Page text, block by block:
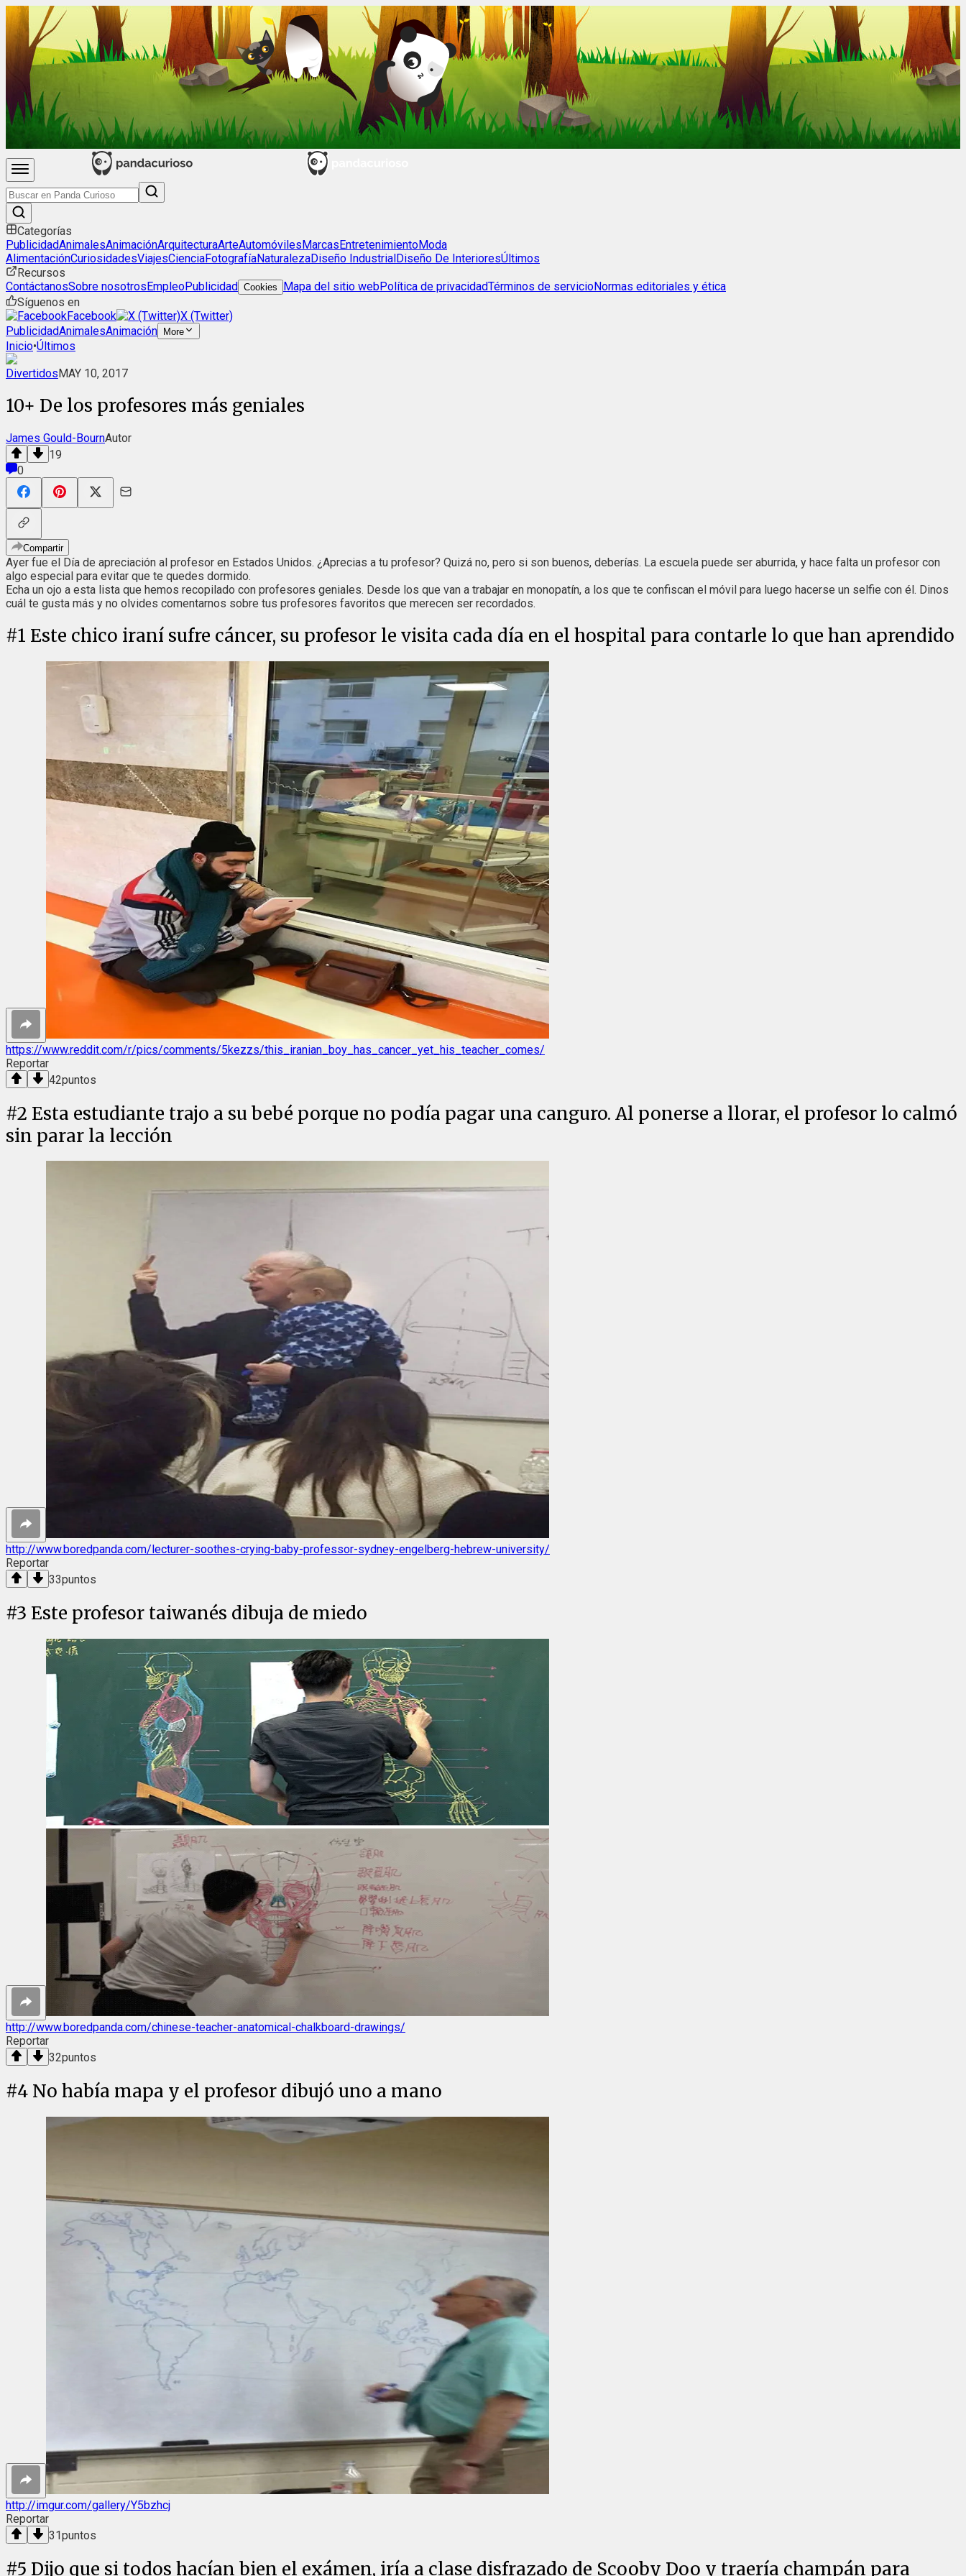
Categorías
PublicidadAnimalesAnimaciónArquitecturaArteAutomóvilesMarcasEntretenimientoModa
AlimentaciónCuriosidadesViajesCienciaFotografíaNaturalezaDiseño IndustrialDiseño De InterioresÚltimos
Recursos
ContáctanosSobre nosotrosEmpleoPublicidad Cookies Mapa del sitio webPolítica de privacidadTérminos de servicioNormas editoriales y ética
Síguenos en
Facebook
X (Twitter)
PublicidadAnimalesAnimación More
Inicio•Últimos
DivertidosMAY 10, 2017
10+ De los profesores más geniales
James Gould-BournAutor
19
0
Compartir
Ayer fue el Día de apreciación al profesor en Estados Unidos. ¿Aprecias a tu profesor? Quizá no, pero si son buenos, deberías. La escuela puede ser aburrida, y hace falta un profesor con
algo especial para evitar que te quedes dormido.
Echa un ojo a esta lista que hemos recopilado con profesores geniales. Desde los que van a trabajar en monopatín, a los que te confiscan el móvil para luego hacerse un selfie con él. Dinos
cuál te gusta más y no olvides comentarnos sobre tus profesores favoritos que merecen ser recordados.
#1 Este chico iraní sufre cáncer, su profesor le visita cada día en el hospital para contarle lo que han aprendido
https://www.reddit.com/r/pics/comments/5kezzs/this_iranian_boy_has_cancer_yet_his_teacher_comes/
Reportar
42puntos
#2 Esta estudiante trajo a su bebé porque no podía pagar una canguro. Al ponerse a llorar, el profesor lo calmó
sin parar la lección
http://www.boredpanda.com/lecturer-soothes-crying-baby-professor-sydney-engelberg-hebrew-university/
Reportar
33puntos
#3 Este profesor taiwanés dibuja de miedo
http://www.boredpanda.com/chinese-teacher-anatomical-chalkboard-drawings/
Reportar
32puntos
#4 No había mapa y el profesor dibujó uno a mano
http://imgur.com/gallery/Y5bzhcj
Reportar
31puntos
#5 Dijo que si todos hacían bien el exámen, iría a clase disfrazado de Scooby Doo y traería champán para